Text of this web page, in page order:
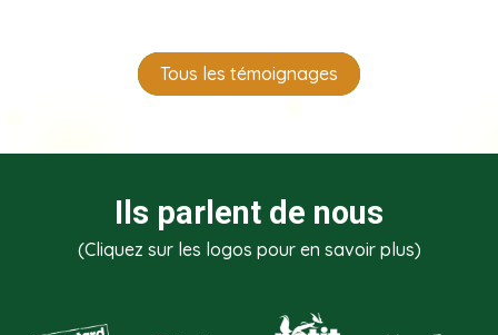
Tous les témoignages
Ils parlent de nous
(Cliquez sur les logos pour en savoir plus)